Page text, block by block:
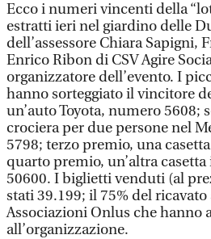
Ecco i numeri vincenti della
estratti ieri nel giardino delle
dell’assessore Chiara Sapigni,
Enrico Ribon di CSV Agire
organizzatore dell’evento. I
hanno sorteggiato il vincitore
un’auto Toyota, numero 5608;
crociera per due persone nel
5798; terzo premio, una
quarto premio, un’altra
50600. I biglietti venduti (al
stati 39.199; il 75% del ricavato
Associazioni Onlus che hanno
all’organizzazione.